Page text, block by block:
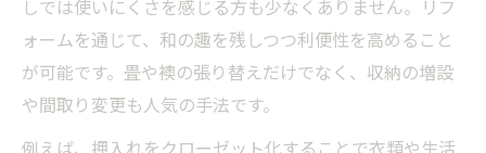
しでは使いにくさを感じる方も少なくありません。リフ
ォームを通じて、和の趣を残しつつ利便性を高めること
が可能です。畳や襖の張り替えだけでなく、収納の増設
や間取り変更も人気の手法です。
例えば、押入れをクローゼット化することで衣類や生活